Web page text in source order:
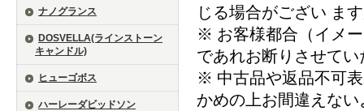
ナノグランス
DOSVELLA(ラインストーン
キャンドル)
ヒューゴボス
ハーレーダビッドソン
じる場合がござい ま
※ お客様都合（イメ
であれお断りさせて
※ 中古品や返品不可
かめの上お間違えな